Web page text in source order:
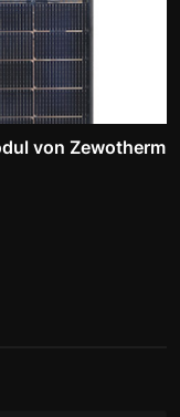
von Zewotherm